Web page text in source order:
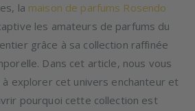
la maison de parfums Rosendo
les amateurs de parfums du
grâce à sa collection raffinée
Dans cet article, nous vous
à explorer cet univers enchanteur et
pourquoi cette collection est